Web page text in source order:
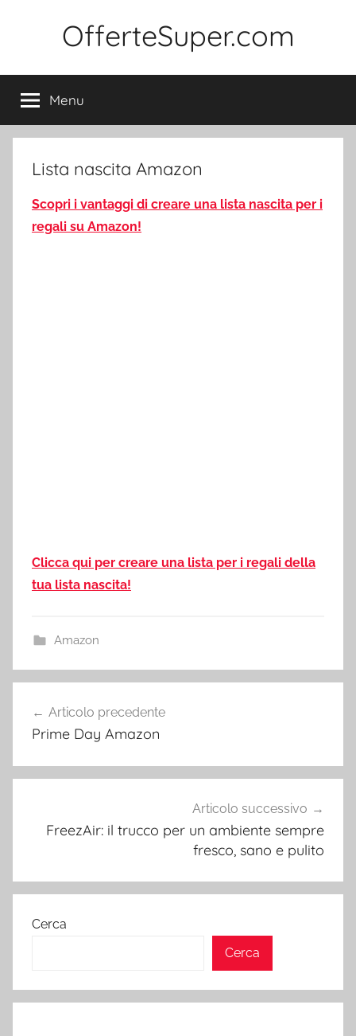
OfferteSuper.com
Menu
Lista nascita Amazon
Scopri i vantaggi di creare una lista nascita per i
regali su Amazon!
Clicca qui per creare una lista per i regali della
tua lista nascita!
Amazon
articoli
Articolo precedente
Prime Day Amazon
Articolo successivo
FreezAir: il trucco per un ambiente sempre
fresco, sano e pulito
Cerca
Cerca